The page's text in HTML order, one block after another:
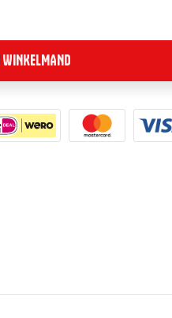
WINKELMAND